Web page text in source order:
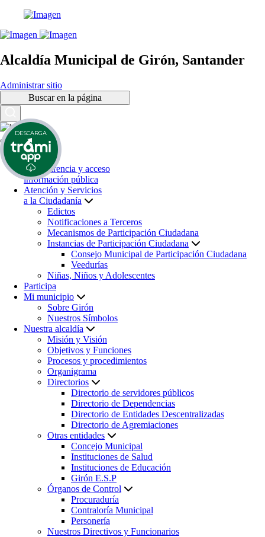
Alcaldía Municipal de Girón, Santander
Administrar sitio
Buscar en la página
Inicio
Transparencia y acceso
información pública
Atención y Servicios
a la Ciudadanía
Edictos
Notificaciones a Terceros
Mecanismos de Participación Ciudadana
Instancias de Participación Ciudadana
Consejo Municipal de Participación Ciudadana
Veedurías
Niñas, Niños y Adolescentes
Participa
Mi municipio
Sobre Girón
Nuestros Símbolos
Nuestra alcaldía
Misión y Visión
Objetivos y Funciones
Procesos y procedimientos
Organigrama
Directorios
Directorio de servidores públicos
Directorio de Dependencias
Directorio de Entidades Descentralizadas
Directorio de Agremiaciones
Otras entidades
Concejo Municipal
Instituciones de Salud
Instituciones de Educación
Girón E.S.P
Órganos de Control
Procuraduría
Contraloría Municipal
Personería
Nuestros Directivos y Funcionarios
DESCARGA